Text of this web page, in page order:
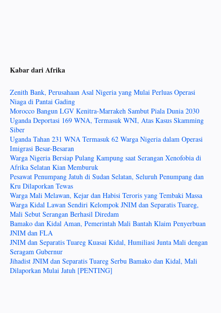
Kabar dari Afrika
Zenith Bank, Perusahaan Asal Nigeria yang Mulai Perluas Operasi
Niaga di Pantai Gading
Morocco Bangun LGV Kenitra-Marrakeh Sambut Piala Dunia 2030
Uganda Deportasi 169 WNA, Termasuk WNI, Atas Kasus Skamming
Siber
Uganda Tahan 231 WNA Termasuk 62 Warga Nigeria dalam Operasi
Imigrasi Besar-Besaran
Warga Nigeria Bersiap Pulang Kampung saat Serangan Xenofobia di
Afrika Selatan Kian Memburuk
Pesawat Penumpang Jatuh di Sudan Selatan, Seluruh Penumpang dan
Kru Dilaporkan Tewas
Warga Mali Melawan, Kejar dan Habisi Teroris yang Tembaki Massa
Warga Kidal Lawan Sendiri Kelompok JNIM dan Separatis Tuareg,
Mali Sebut Serangan Berhasil Diredam
Bamako dan Kidal Aman, Pemerintah Mali Bantah Klaim Penyerbuan
JNIM dan FLA
JNIM dan Separatis Tuareg Kuasai Kidal, Humiliasi Junta Mali dengan
Seragam Gubernur
Jihadist JNIM dan Separatis Tuareg Serbu Bamako dan Kidal, Mali
Dilaporkan Mulai Jatuh [PENTING]